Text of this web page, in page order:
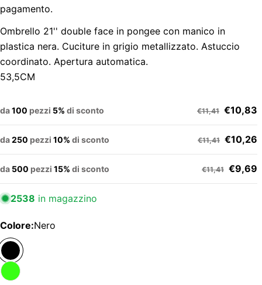
pagamento.
Ombrello 21'' double face in pongee con manico in
plastica nera. Cuciture in grigio metallizzato. Astuccio
coordinato. Apertura automatica.
53,5CM
da100 pezzi 5% di sconto €11,41 €10,83
da250 pezzi 10% di sconto €11,41 €10,26
da 500 pezzi 15% di sconto €11,41 €9,69
2538 in magazzino
Colore:Nero